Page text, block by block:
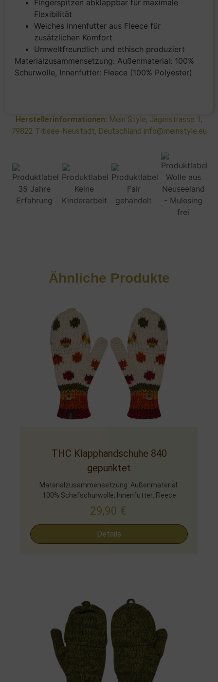
Fingerspitzen abklappbar für maximale
Flexibilität
Weiches Innenfutter aus Fleece für
zusätzlichen Komfort
Umweltfreundlich und ethisch produziert
Materialzusammensetzung: Außenmaterial: 100%
Schurwolle, Innenfutter: Fleece (100% Polyester)
Herstellerinformationen: Mein Style, Jägerstrasse 1,
79822 Titisee-Neustadt, Deutschland info@meinstyle.eu
Ähnliche Produkte
THC Klapphandschuhe 840
gepunktet
Materialzusammensetzung: Außenmaterial:
100% Schafschurwolle, Innenfutter: Fleece
29,90 €
Details